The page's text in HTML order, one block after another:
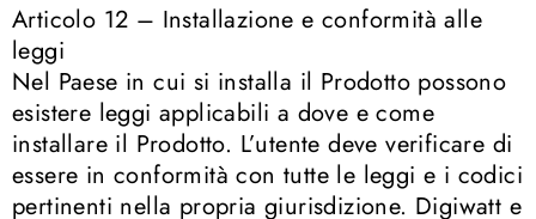
Articolo 12 – Installazione e conformità alle
leggi
Nel Paese in cui si installa il Prodotto possono
esistere leggi applicabili a dove e come
installare il Prodotto. L’utente deve verificare di
essere in conformità con tutte le leggi e i codici
pertinenti nella propria giurisdizione. Digiwatt e